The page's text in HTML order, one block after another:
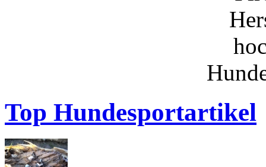
Top Hundesportartikel